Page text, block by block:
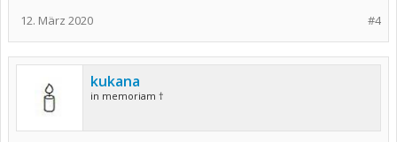
#4
12. März 2020
kukana
in memoriam †